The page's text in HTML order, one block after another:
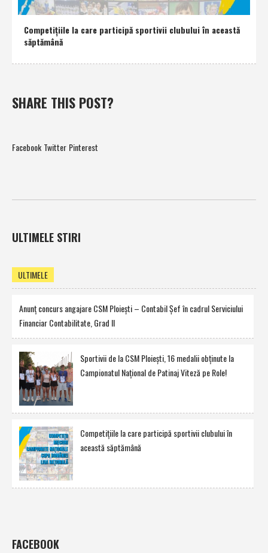
Competiţiile la care participă sportivii clubului în această
săptămână
SHARE THIS POST?
Facebook Twitter Pinterest
ULTIMELE STIRI
ULTIMELE
Anunţ concurs angajare CSM Ploieşti – Contabil Şef în cadrul Serviciului
Financiar Contabilitate, Grad II
Sportivii de la CSM Ploieşti, 16 medalii obţinute la
Campionatul Naţional de Patinaj Viteză pe Role!
Competiţiile la care participă sportivii clubului în
această săptămână
FACEBOOK